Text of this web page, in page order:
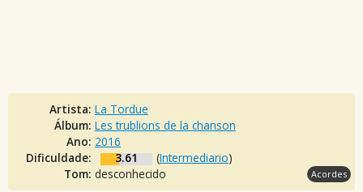
Artista: La Tordue
Álbum: Les trublions de la chanson
Ano: 2016
Dificuldade:
3.61 (Intermediario)
Tom: desconhecido Acordes